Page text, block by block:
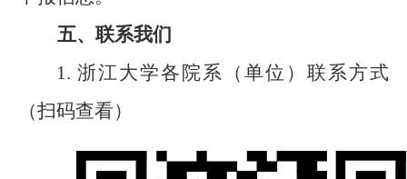
五、联系我们
1.浙江大学各院系（单位）联系方式
（扫码查看）